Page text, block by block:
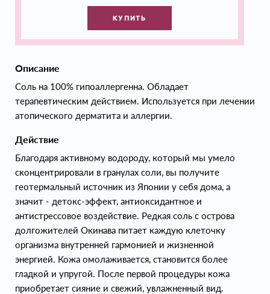
КУПИТЬ
Описание
Соль на 100% гипоаллергенна. Обладает
терапевтическим действием. Используется при лечении
атопического дерматита и аллергии.
Действие
Благодаря активному водороду, который мы умело
сконцентрировали в гранулах соли, вы получите
геотермальный источник из Японии у себя дома, а
значит - детокс-эффект, антиоксидантное и
антистрессовое воздействие. Редкая соль с острова
долгожителей Окинава питает каждую клеточку
организма внутренней гармонией и жизненной
энергией. Кожа омолаживается, становится более
гладкой и упругой. После первой процедуры кожа
приобретает сияние и свежий, увлажненный вид.